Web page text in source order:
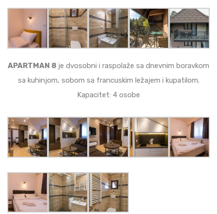
APARTMAN 8 je dvosobni i raspolaže sa dnevnim boravkom
sa kuhinjom, sobom sa francuskim ležajem i kupatilom.
Kapacitet: 4 osobe